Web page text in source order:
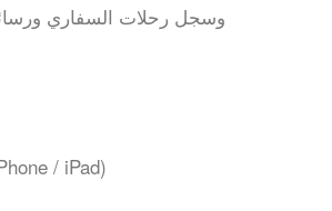
وسجل رحلات السفاري ورسائل
/ iPad)